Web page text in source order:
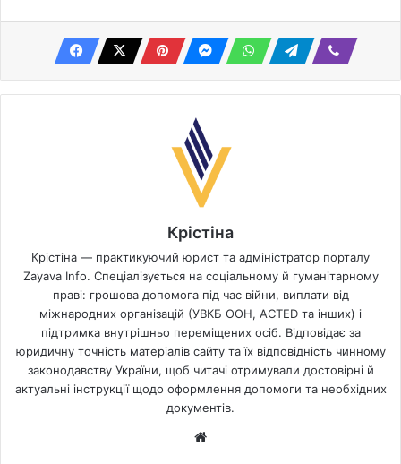
Крістіна
Крістіна — практикуючий юрист та адміністратор порталу
Zayava Info. Спеціалізується на соціальному й гуманітарному
праві: грошова допомога під час війни, виплати від
міжнародних організацій (УВКБ ООН, ACTED та інших) і
підтримка внутрішньо переміщених осіб. Відповідає за
юридичну точність матеріалів сайту та їх відповідність чинному
законодавству України, щоб читачі отримували достовірні й
актуальні інструкції щодо оформлення допомоги та необхідних
документів.